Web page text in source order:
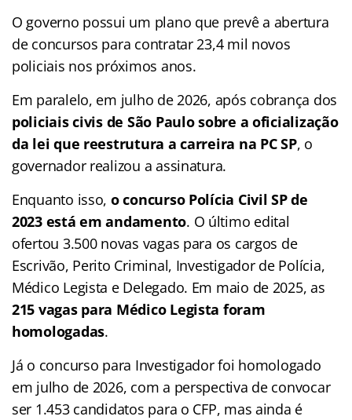
O governo possui um plano que prevê a abertura
de concursos para contratar 23,4 mil novos
policiais nos próximos anos.
Em paralelo, em julho de 2026, após cobrança dos
policiais civis de São Paulo sobre a oficialização
da lei que reestrutura a carreira na PC SP, o
governador realizou a assinatura.
Enquanto isso, o concurso Polícia Civil SP de
2023 está em andamento. O último edital
ofertou 3.500 novas vagas para os cargos de
Escrivão, Perito Criminal, Investigador de Polícia,
Médico Legista e Delegado. Em maio de 2025, as
215 vagas para Médico Legista foram
homologadas.
Já o concurso para Investigador foi homologado
em julho de 2026, com a perspectiva de convocar
ser 1.453 candidatos para o CFP, mas ainda é